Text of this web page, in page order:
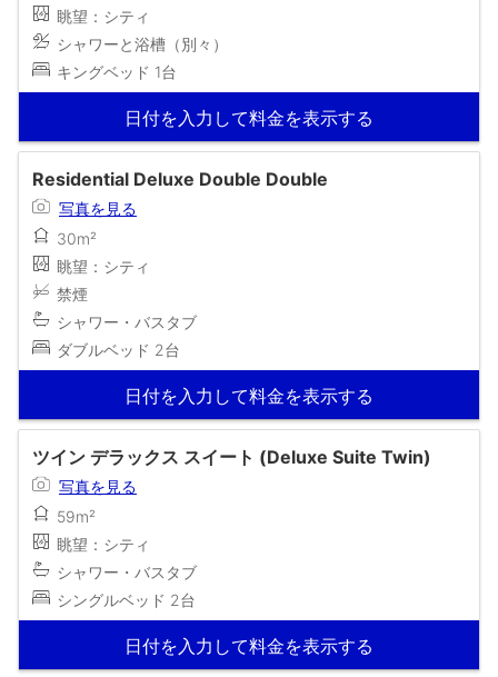
眺望：シティ
シャワーと浴槽（別々）
キングベッド 1台
日付を入力して料金を表示する
Residential Deluxe Double Double
写真を見る
30m²
眺望：シティ
禁煙
シャワー・バスタブ
ダブルベッド 2台
日付を入力して料金を表示する
ツイン デラックス スイート (Deluxe Suite Twin)
写真を見る
59m²
眺望：シティ
シャワー・バスタブ
シングルベッド 2台
日付を入力して料金を表示する